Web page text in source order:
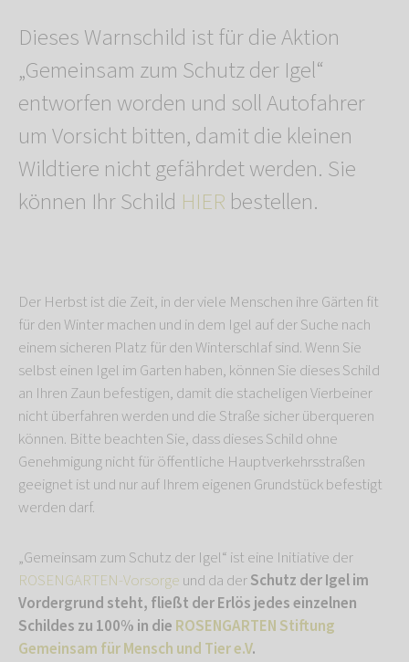
Dieses Warnschild ist für die Aktion
„Gemeinsam zum Schutz der Igel“
entworfen worden und soll Autofahrer
um Vorsicht bitten, damit die kleinen
Wildtiere nicht gefährdet werden. Sie
können Ihr Schild HIER bestellen.
Der Herbst ist die Zeit, in der viele Menschen ihre Gärten fit
für den Winter machen und in dem Igel auf der Suche nach
einem sicheren Platz für den Winterschlaf sind. Wenn Sie
selbst einen Igel im Garten haben, können Sie dieses Schild
an Ihren Zaun befestigen, damit die stacheligen Vierbeiner
nicht überfahren werden und die Straße sicher überqueren
können. Bitte beachten Sie, dass dieses Schild ohne
Genehmigung nicht für öffentliche Hauptverkehrsstraßen
geeignet ist und nur auf Ihrem eigenen Grundstück befestigt
werden darf.
„Gemeinsam zum Schutz der Igel“ ist eine Initiative der
ROSENGARTEN-Vorsorge und da derSchutz der Igel im
Vordergrund steht, fließt der Erlös jedes einzelnen
Schildes zu 100% in die ROSENGARTEN Stiftung
Gemeinsam für Mensch und Tier e.V.